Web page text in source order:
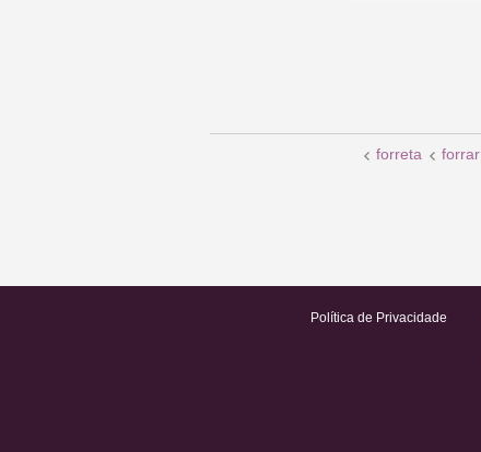
forreta forrar
Política de Privacidade